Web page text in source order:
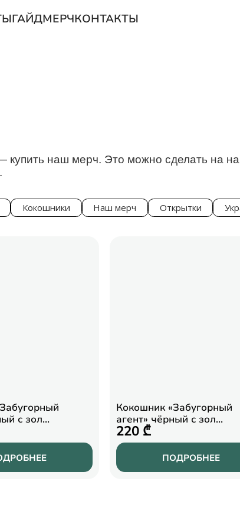
ГАЙДМЕРЧКОНТАКТЫ
наш мерч. Это можно сделать на
Кокошники Наш мерч Открытки
с зол…
Кокошник «Забугорный
агент» чёрный с зол…
220 ₾
ПОДРОБНЕЕ